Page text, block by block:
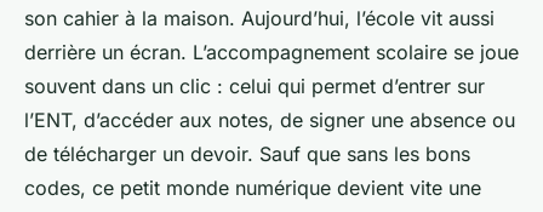
son cahier à la maison. Aujourd’hui, l’école vit aussi
derrière un écran. L’accompagnement scolaire se joue
souvent dans un clic : celui qui permet d’entrer sur
l’ENT, d’accéder aux notes, de signer une absence ou
de télécharger un devoir. Sauf que sans les bons
codes, ce petit monde numérique devient vite une